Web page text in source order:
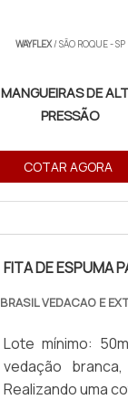
WAYFLEX/ SÃO ROQUE - SP
MANGUEIRAS DE
PRESSÃO
COTAR AGORA
FITA DE ESPUMA
BRASIL VEDACAO E
Lote mínimo:
vedação
Realizando uma